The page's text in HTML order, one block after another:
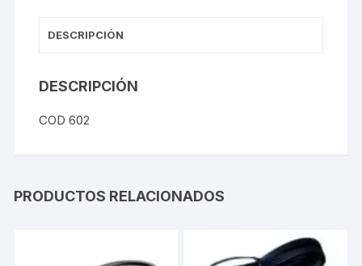
DESCRIPCIÓN
DESCRIPCIÓN
COD 602
PRODUCTOS RELACIONADOS